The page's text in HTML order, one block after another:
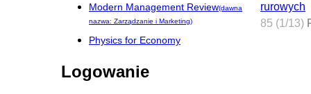
Modern Management Review(dawna
nazwa: Zarządzanie i Marketing)
Physics for Economy
Logowanie
rurowych
85 (1/13)